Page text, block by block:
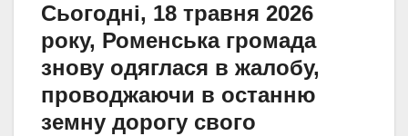
Сьогодні, 18 травня 2026
року, Роменська громада
знову одяглася в жалобу,
проводжаючи в останню
земну дорогу свого